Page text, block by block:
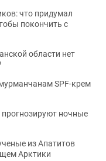
что придумал
покончить с
области нет
SPF-крем
прогнозируют ночные
из Апатитов
Арктики